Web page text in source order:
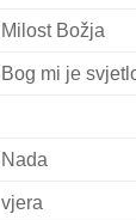
Milost Božja
Bog mi je
Nada
vjera